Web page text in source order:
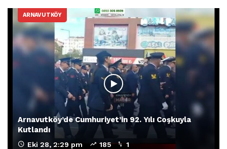
ARNAVUTKÖY
Arnavutköy’de Cumhuriyet’in 92. Yılı Coşkuyla
Kutlandı
Eki 28, 2:29 pm 185 1